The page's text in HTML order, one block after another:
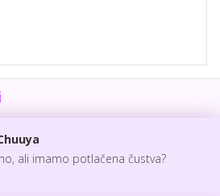
ali imamo potlačena čustva?